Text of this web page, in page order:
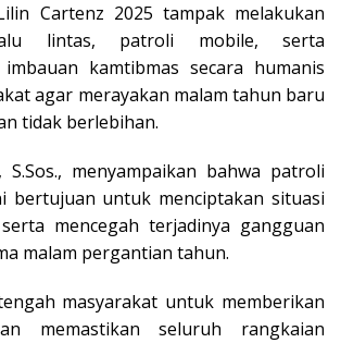
Cartenz 2025 tampak melakukan
lintas, patroli mobile, serta
imbauan kamtibmas secara humanis
agar merayakan malam tahun baru
tidak berlebihan.
S.Sos., menyampaikan bahwa patroli
bertujuan untuk menciptakan situasi
mencegah terjadinya gangguan
malam pergantian tahun.
masyarakat untuk memberikan
memastikan seluruh rangkaian